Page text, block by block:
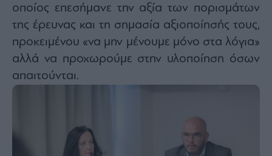
is
by
reCAPTCHA
the
Privacy
and
Terms
οποίος επεσήμανε την αξία των πορισμάτων
της έρευνας και τη σημασία αξιοποίησής τους,
προκειμένου «να μην μένουμε μόνο στα λόγια»
αλλά να προχωρούμε στην υλοποίηση όσων
απαιτούνται.